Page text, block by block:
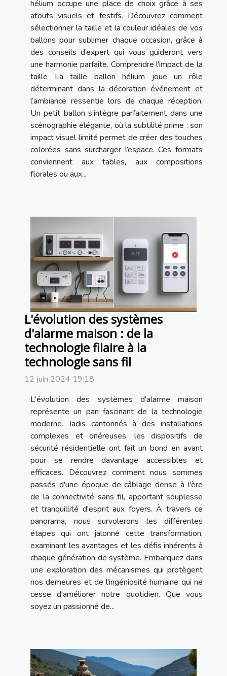
hélium occupe une place de choix grâce à ses
atouts visuels et festifs. Découvrez comment
sélectionner la taille et la couleur idéales de vos
ballons pour sublimer chaque occasion, grâce à
des conseils d’expert qui vous guideront vers
une harmonie parfaite. Comprendre l'impact de la
taille La taille ballon hélium joue un rôle
déterminant dans la décoration événement et
l’ambiance ressentie lors de chaque réception.
Un petit ballon s’intègre parfaitement dans une
scénographie élégante, où la subtilité prime : son
impact visuel limité permet de créer des touches
colorées sans surcharger l’espace. Ces formats
conviennent aux tables, aux compositions
florales ou aux...
L'évolution des systèmes
d'alarme maison : de la
technologie filaire à la
technologie sans fil
12 juin 2024 19:18
L'évolution des systèmes d'alarme maison
représente un pan fascinant de la technologie
moderne. Jadis cantonnés à des installations
complexes et onéreuses, les dispositifs de
sécurité résidentielle ont fait un bond en avant
pour se rendre davantage accessibles et
efficaces. Découvrez comment nous sommes
passés d'une époque de câblage dense à l'ère
de la connectivité sans fil, apportant souplesse
et tranquillité d'esprit aux foyers. À travers ce
panorama, nous survolerons les différentes
étapes qui ont jalonné cette transformation,
examinant les avantages et les défis inhérents à
chaque génération de système. Embarquez dans
une exploration des mécanismes qui protègent
nos demeures et de l'ingéniosité humaine qui ne
cesse d'améliorer notre quotidien. Que vous
soyez un passionné de...